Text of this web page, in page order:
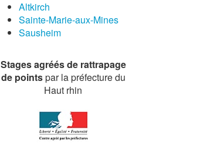
Altkirch
Sainte-Marie-aux-Mines
Sausheim
Stages agréés de rattrapage
de pointspar la préfecture du
Haut rhin